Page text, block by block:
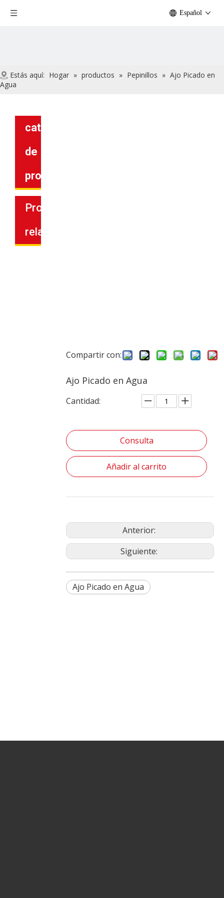
Español
Estás aquí: Hogar » productos » Pepinillos » Ajo Picado en
Agua
categoria
de
producto
Productos
relacionados
Compartir con:
Ajo Picado en Agua
Cantidad:
Consulta
Añadir al carrito
Anterior:
Siguiente:
Ajo Picado en Agua